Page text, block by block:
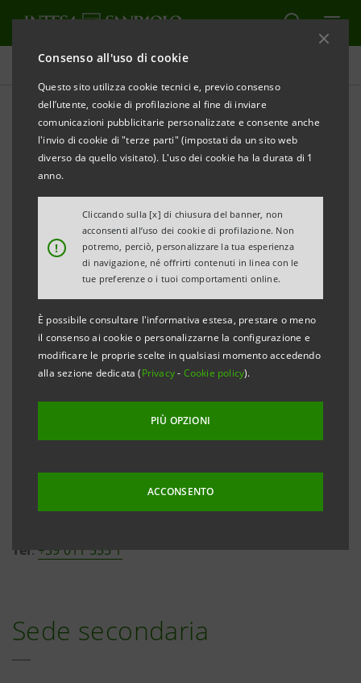
Consenso all'uso di cookie
Questo sito utilizza cookie tecnici e, previo consenso
dell’utente, cookie di profilazione al fine di inviare
comunicazioni pubblicitarie personalizzate e consente anche
l'invio di cookie di "terze parti" (impostati da un sito web
diverso da quello visitato). L'uso dei cookie ha la durata di 1
anno.
!
Cliccando sulla [x] di chiusura del banner, non
acconsenti all’uso dei cookie di profilazione. Non
potremo, perciò, personalizzare la tua esperienza
di navigazione, né offrirti contenuti in linea con le
tue preferenze o i tuoi comportamenti online.
È possibile consultare l'informativa estesa, prestare o meno
il consenso ai cookie o personalizzarne la configurazione e
modificare le proprie scelte in qualsiasi momento accedendo
alla sezione dedicata (Privacy- Cookie policy).
PIÙ OPZIONI
ACCONSENTO
Homepage
Contatti
Sede sociale
Piazza San carlo, 156
10121 Torino
Tel:+39 011 555 1
Sede secondaria